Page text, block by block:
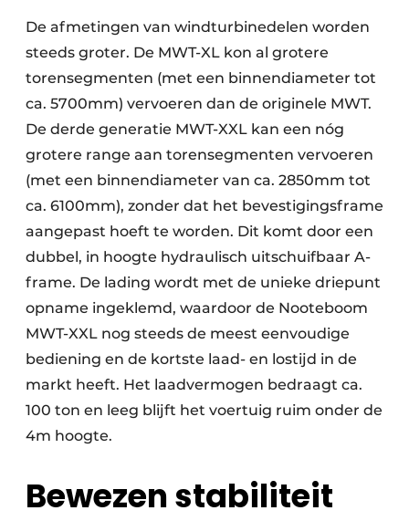
De afmetingen van windturbinedelen worden
steeds groter. De MWT-XL kon al grotere
torensegmenten (met een binnendiameter tot
ca. 5700mm) vervoeren dan de originele MWT.
De derde generatie MWT-XXL kan een nóg
grotere range aan torensegmenten vervoeren
(met een binnendiameter van ca. 2850mm tot
ca. 6100mm), zonder dat het bevestigingsframe
aangepast hoeft te worden. Dit komt door een
dubbel, in hoogte hydraulisch uitschuifbaar A-
frame. De lading wordt met de unieke driepunt
opname ingeklemd, waardoor de Nooteboom
MWT-XXL nog steeds de meest eenvoudige
bediening en de kortste laad- en lostijd in de
markt heeft. Het laadvermogen bedraagt ca.
100 ton en leeg blijft het voertuig ruim onder de
4m hoogte.
Bewezen stabiliteit